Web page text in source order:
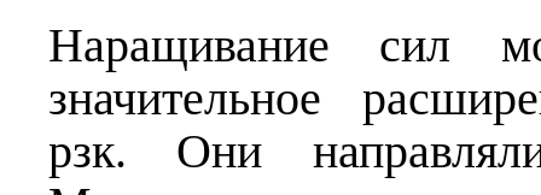
Наращивание сил
значительное
рзк. Они